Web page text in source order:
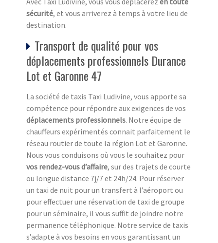
sécurité, et vous arriverez à temps à votre lieu de
destination.
Transport de qualité pour vos
déplacements professionnels Durance
Lot et Garonne 47
La société de taxis Taxi Ludivine, vous apporte sa
compétence pour répondre aux exigences de vos
déplacements professionnels. Notre équipe de
chauffeurs expérimentés connait parfaitement le
réseau routier de toute la région Lot et Garonne.
Nous vous conduisons où vous le souhaitez pour
vos rendez-vous d’affaire, sur des trajets de courte
ou longue distance 7j/7 et 24h/24. Pour réserver
un taxi de nuit pour un transfert à l’aéroport ou
pour effectuer une réservation de taxi de groupe
pour un séminaire, il vous suffit de joindre notre
permanence téléphonique. Notre service de taxis
s’adapte à vos besoins en vous garantissant un